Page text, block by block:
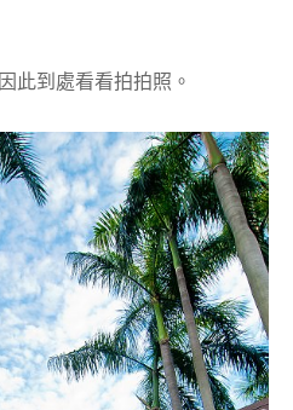
此到處看看拍拍照。